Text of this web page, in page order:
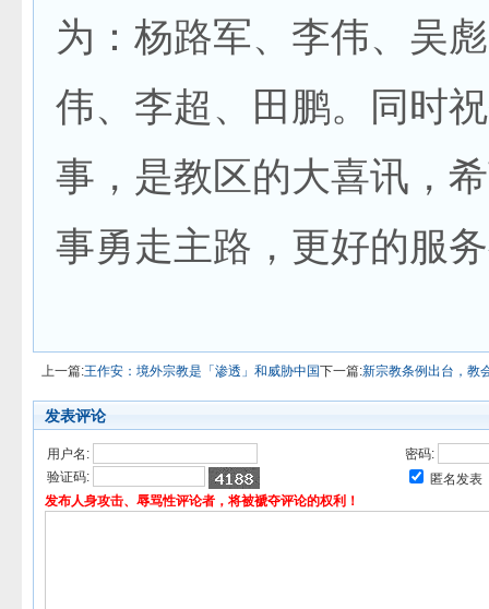
为：杨路军、李伟、吴
伟、李超、田鹏。同时
事，是教区的大喜讯，
事勇走主路，更好的服
上一篇:王作安：境外宗教是「渗透」和威胁中国下一篇:新宗教条例出台，教
发表评论
用户名:
密码:
验证码:
匿名发表
发布人身攻击、辱骂性评论者，将被褫夺评论的权利！